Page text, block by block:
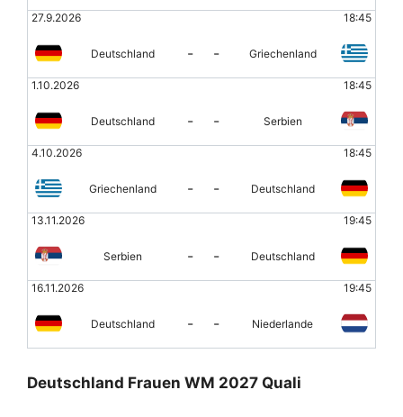
27.9.2026 18:45
Deutschland - - Griechenland
1.10.2026 18:45
Deutschland - - Serbien
4.10.2026 18:45
Griechenland - - Deutschland
13.11.2026 19:45
Serbien - - Deutschland
16.11.2026 19:45
Deutschland - - Niederlande
Deutschland Frauen WM 2027 Quali